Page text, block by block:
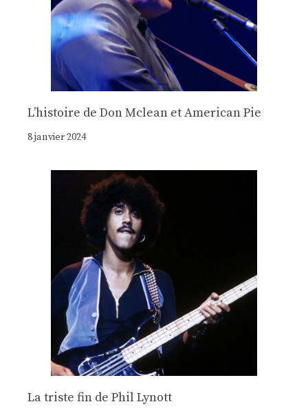
Lʼhistoire de Don Mclean et American Pie
8 janvier 2024
La triste fin de Phil Lynott